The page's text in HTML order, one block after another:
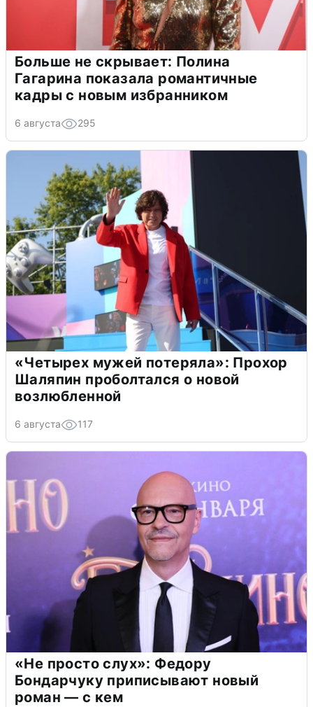
Больше не скрывает: Полина
Гагарина показала романтичные
кадры с новым избранником
6 августа 295
«Четырех мужей потеряла»: Прохор
Шаляпин проболтался о новой
возлюбленной
6 августа 117
«Не просто слух»: Федору
Бондарчуку приписывают новый
роман — с кем